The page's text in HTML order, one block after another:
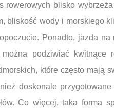
rowerowych blisko
bliskość wody i morskiego
Ponadto, jazda
można podziwiać
które często mają
doskonale
Co więcej, taka forma